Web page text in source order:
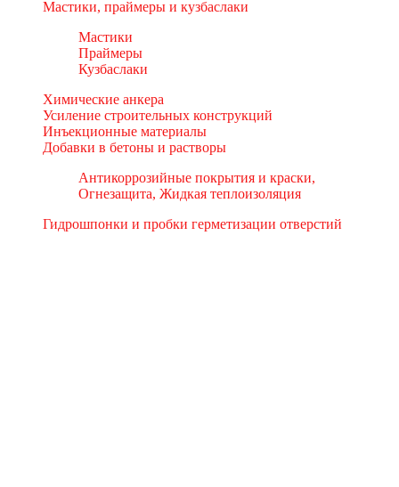
Мастики, праймеры и кузбаслаки
Мастики
Праймеры
Кузбаслаки
Химические анкера
Усиление строительных конструкций
Инъекционные материалы
Добавки в бетоны и растворы
Антикоррозийные покрытия и краски,
Огнезащита, Жидкая теплоизоляция
Гидрошпонки и пробки герметизации отверстий